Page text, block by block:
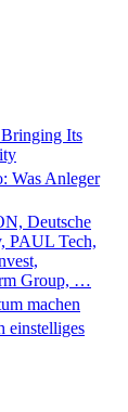
Its
Was Anleger
Deutsche
PAUL Tech,
Group, …
machen
einstelliges